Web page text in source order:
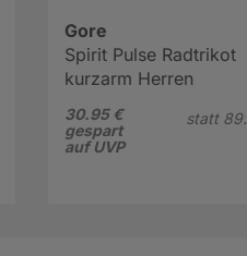
Gore
Spirit Pulse Radtrikot
kurzarm Herren
30.95 €
gespart
auf UVP
statt 89.